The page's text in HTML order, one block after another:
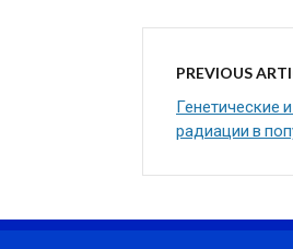
PREVIOUS
Генетические
радиации в